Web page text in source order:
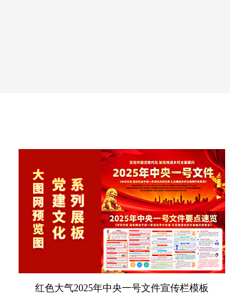
红色大气2025年中央一号文件宣传栏模板